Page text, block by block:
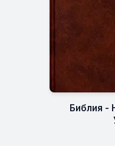
Библия -